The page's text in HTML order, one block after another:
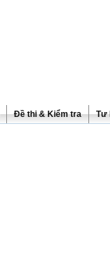
Đề thi & Kiểm tra Tư